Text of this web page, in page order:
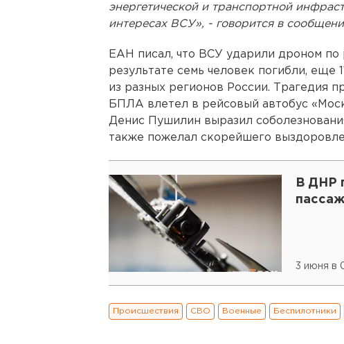
энергетической и транспортной
интересах ВСУ», - говорится в
ЕАН писал, что ВСУ ударили дроном по
результате семь человек погибли, еще
из разных регионов России. Трагедия
БПЛА влетел в рейсовый автобус
Денис Пушилин выразил
также пожелал скорейшего
В ДНР
3 июня в
Происшествия СВО Военные Беспилотники